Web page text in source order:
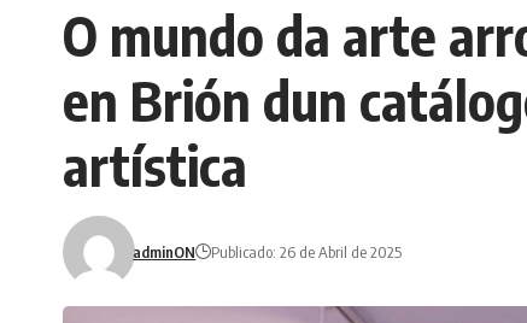
O mundo da arte
en Brión dun
artística
adminON Publicado: 26 de Abril de 2025